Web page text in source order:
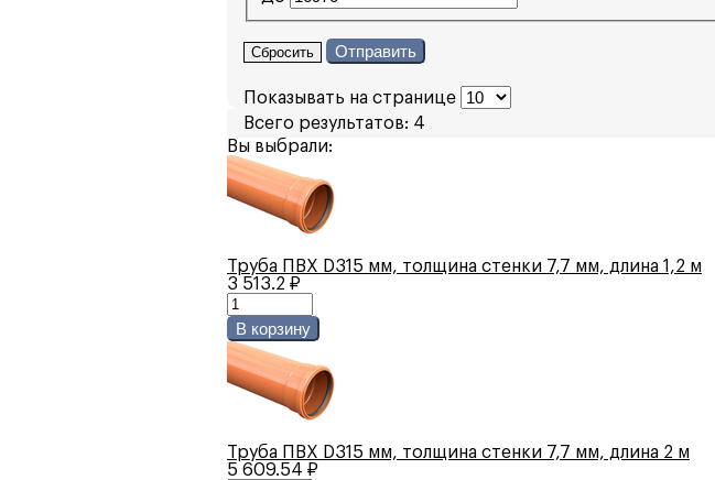
Сбросить Отправить
Показывать на странице
Всего результатов: 4
Вы выбрали:
Труба ПВХ D315 мм, толщина стенки 7,7 мм, длина 1,2 м
3 513.2 ₽
В корзину
Труба ПВХ D315 мм, толщина стенки 7,7 мм, длина 2 м
5 609.54 ₽